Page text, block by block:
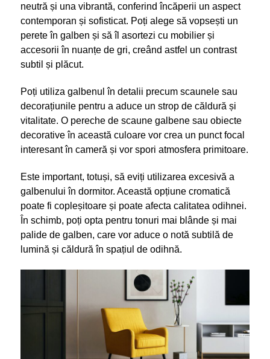
neutră și una vibrantă, conferind încăperii un aspect
contemporan și sofisticat. Poți alege să vopsești un
perete în galben și să îl asortezi cu mobilier și
accesorii în nuanțe de gri, creând astfel un contrast
subtil și plăcut.
Poți utiliza galbenul în detalii precum scaunele sau
decorațiunile pentru a aduce un strop de căldură și
vitalitate. O pereche de scaune galbene sau obiecte
decorative în această culoare vor crea un punct focal
interesant în cameră și vor spori atmosfera primitoare.
Este important, totuși, să eviți utilizarea excesivă a
galbenului în dormitor. Această opțiune cromatică
poate fi copleșitoare și poate afecta calitatea odihnei.
În schimb, poți opta pentru tonuri mai blânde și mai
palide de galben, care vor aduce o notă subtilă de
lumină și căldură în spațiul de odihnă.